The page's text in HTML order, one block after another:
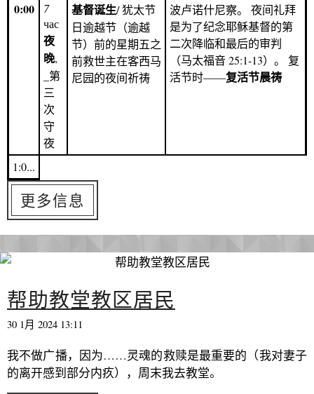
0:00 7
час
夜
晚,
_第
三
次
守
夜
基督诞生/ 犹太节
日逾越节（逾越
节）前的星期五之
前救世主在客西马
尼园的夜间祈祷
波卢诺什尼察。 夜间礼拜
是为了纪念耶稣基督的第
二次降临和最后的审判
（马太福音 25:1-13）。 复
活节时——复活节晨祷
1:0...
更多信息
帮助教堂教区居民
30 1月 2024 13:11
我不做广播，因为……灵魂的救赎是最重要的（我对妻子
的离开感到部分内疚），周末我去教堂。